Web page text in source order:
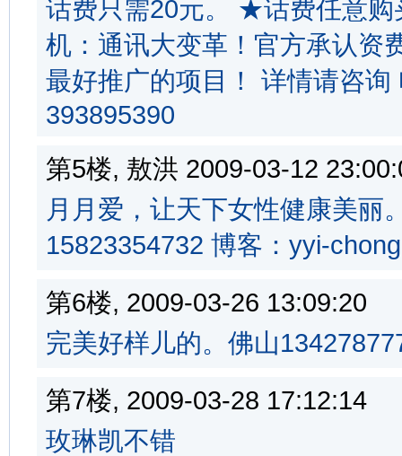
话费只需20元。 ★话费任意
机：通讯大变革！官方承认资
最好推广的项目！ 详情请咨
393895390
第5楼, 敖洪 2009-03-12
月月爱，让天下女性健康美丽
15823354732 博客：yyi-
第6楼, 2009-03-26
完美好样儿的。佛山
第7楼, 2009-03-28
玫琳凯不错